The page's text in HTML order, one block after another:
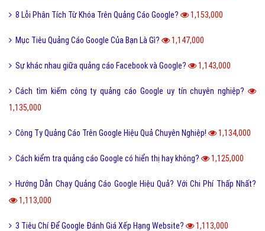
8 Lỗi Phân Tích Từ Khóa Trên Quảng Cáo Google? 1,153,000
Mục Tiêu Quảng Cáo Google Của Bạn Là Gì? 1,147,000
Sự khác nhau giữa quảng cáo Facebook và Google? 1,143,000
Cách tìm kiếm công ty quảng cáo Google uy tín chuyên nghiệp?
1,135,000
Công Ty Quảng Cáo Trên Google Hiệu Quả Chuyên Nghiệp! 1,134,000
Cách kiểm tra quảng cáo Google có hiển thị hay không? 1,125,000
Hướng Dẫn Chạy Quảng Cáo Google Hiệu Quả? Với Chi Phí Thấp Nhất?
1,113,000
3 Tiêu Chí Để Google Đánh Giá Xếp Hạng Website? 1,113,000